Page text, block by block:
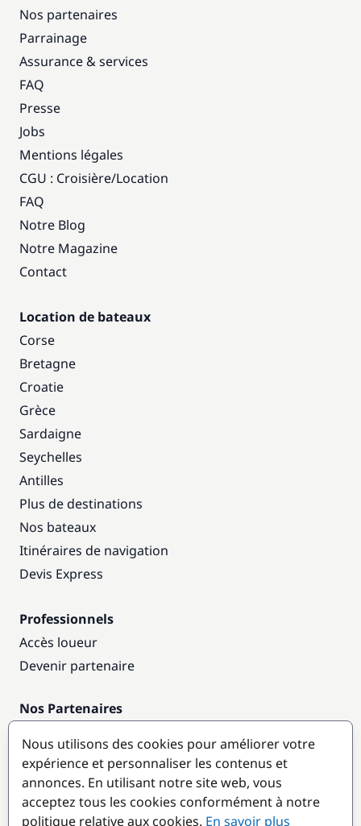
Nos partenaires
Parrainage
Assurance & services
FAQ
Presse
Jobs
Mentions légales
CGU : Croisière/Location
FAQ
Notre Blog
Notre Magazine
Contact
Location de bateaux
Corse
Bretagne
Croatie
Grèce
Sardaigne
Seychelles
Antilles
Plus de destinations
Nos bateaux
Itinéraires de navigation
Devis Express
Professionnels
Accès loueur
Devenir partenaire
Nos Partenaires
Destinations populaires
Nous utilisons des cookies pour améliorer votre
expérience et personnaliser les contenus et
annonces. En utilisant notre site web, vous
acceptez tous les cookies conformément à notre
politique relative aux cookies. En savoir plus